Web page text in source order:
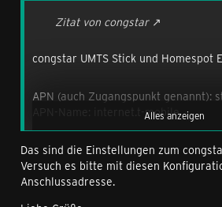
Zitat von congstar
congstar UMTS Stick und Homespot
APN (auch Zugangspunkt genannt):
APN-Name: internet.t-mobile
Zugangsnummer: *99#
Benutzername: tm
Benutzerpasswort: tm
IP-Einstellung: dynamisch
WINS-Einstellungen: dynamisch
Alles anzeigen
Das sind die Einstellungen zum
Versuch es bitte mit diesen
Anschlussadresse.